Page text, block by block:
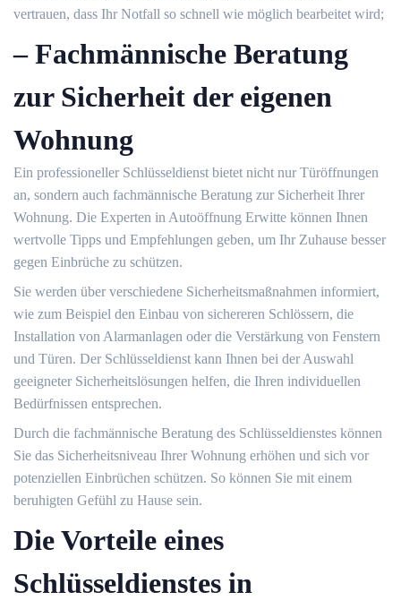
vertrauen, dass Ihr Notfall so schnell wie möglich bearbeitet wird;
– Fachmännische Beratung
zur Sicherheit der eigenen
Wohnung
Ein professioneller Schlüsseldienst bietet nicht nur Türöffnungen
an, sondern auch fachmännische Beratung zur Sicherheit Ihrer
Wohnung.​ Die Experten in Autoöffnung Erwitte können Ihnen
wertvolle Tipps und Empfehlungen geben, um Ihr Zuhause besser
gegen Einbrüche zu schützen.
Sie werden über verschiedene Sicherheitsmaßnahmen informiert,
wie zum Beispiel den Einbau von sichereren Schlössern, die
Installation von Alarmanlagen oder die Verstärkung von Fenstern
und Türen.​ Der Schlüsseldienst kann Ihnen bei der Auswahl
geeigneter Sicherheitslösungen helfen, die Ihren individuellen
Bedürfnissen entsprechen.
Durch die fachmännische Beratung des Schlüsseldienstes können
Sie das Sicherheitsniveau Ihrer Wohnung erhöhen und sich vor
potenziellen Einbrüchen schützen. So können Sie mit einem
beruhigten Gefühl zu Hause sein.
Die Vorteile eines
Schlüsseldienstes in